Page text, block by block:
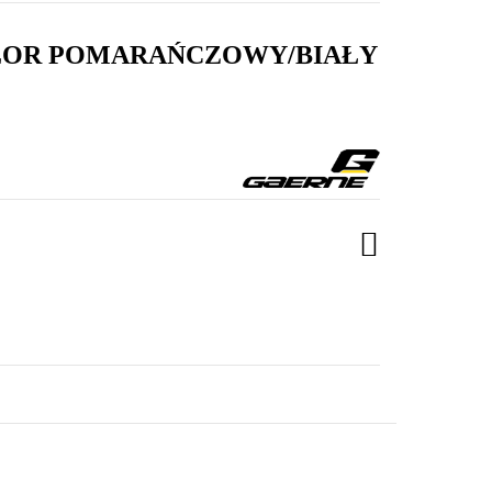
POMARAŃCZOWY/BIAŁY